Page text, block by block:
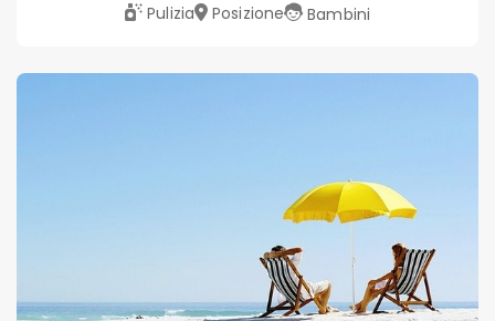
Pulizia Posizione Bambini